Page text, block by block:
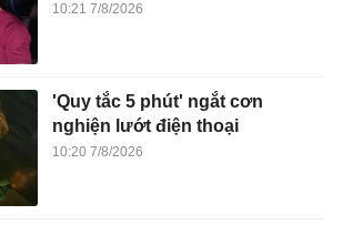
10:21 7/8/2026
'Quy tắc 5 phút' ngắt cơn
nghiện lướt điện thoại
10:20 7/8/2026